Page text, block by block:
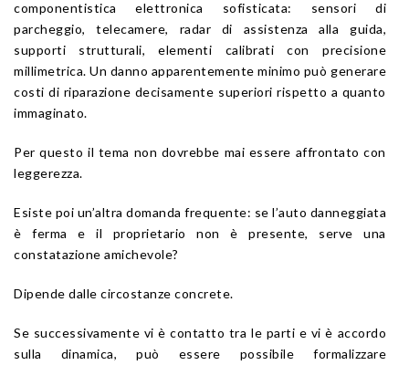
componentistica elettronica sofisticata: sensori di
parcheggio, telecamere, radar di assistenza alla guida,
supporti strutturali, elementi calibrati con precisione
millimetrica. Un danno apparentemente minimo può generare
costi di riparazione decisamente superiori rispetto a quanto
immaginato.
Per questo il tema non dovrebbe mai essere affrontato con
leggerezza.
Esiste poi un’altra domanda frequente: se l’auto danneggiata
è ferma e il proprietario non è presente, serve una
constatazione amichevole?
Dipende dalle circostanze concrete.
Se successivamente vi è contatto tra le parti e vi è accordo
sulla dinamica, può essere possibile formalizzare